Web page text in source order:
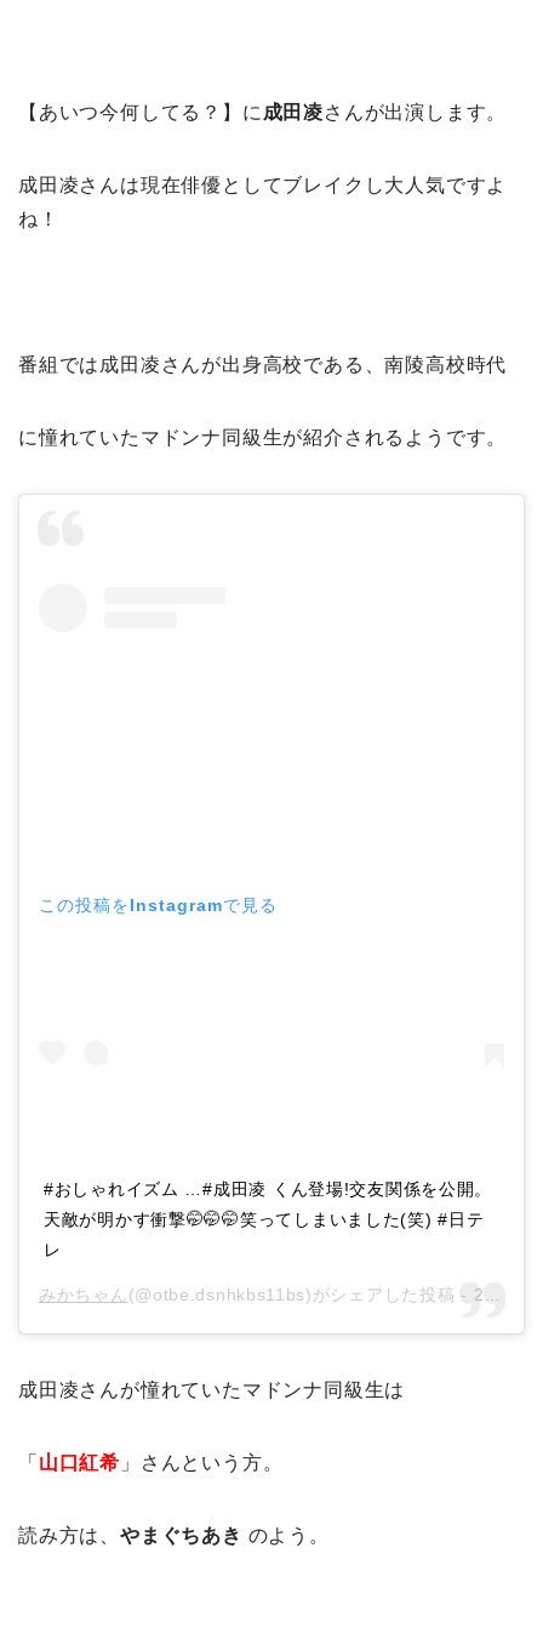
【あいつ今何してる？】に 成田凌さんが出演します。
成田凌さんは現在俳優としてブレイクし大人気ですよ
ね！
番組では成田凌さんが出身高校である、南陵高校時代
に憧れていたマドンナ同級生が紹介されるようです。
この投稿をInstagramで見る
#おしゃれイズム …#成田凌 くん登場!交友関係を公開。
天敵が明かす衝撃🤭🤭🤭笑ってしまいました(笑) #日テ
レ
みかちゃん(@otbe.dsnhkbs11bs)がシェアした投稿 - 2019年12月月9日午前7時46分PST
成田凌さんが憧れていたマドンナ同級生は
「 山口紅希 」さんという方。
読み方は、 やまぐちあき のよう。